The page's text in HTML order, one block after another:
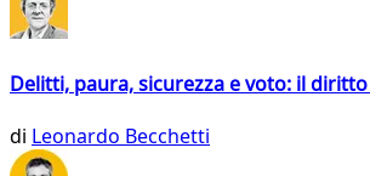
Delitti, paura, sicurezza e voto: il
di Leonardo Becchetti